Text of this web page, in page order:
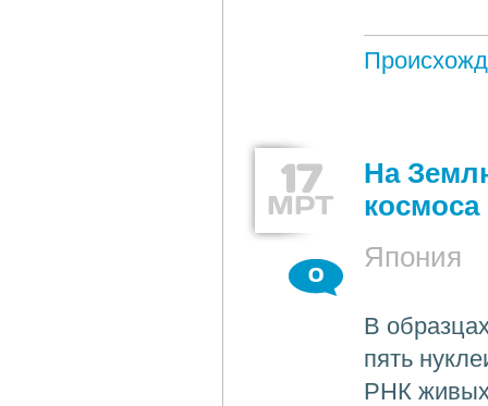
17
МРТ
На
космоса
Япония
0
В
пять
РНК